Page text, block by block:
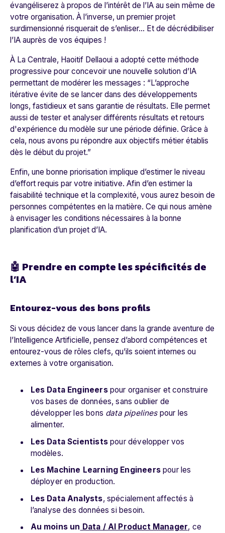
évangéliserez à propos de l’intérêt de l’IA au sein même de
votre organisation. À l’inverse, un premier projet
surdimensionné risquerait de s’enliser… Et de décrédibiliser
l’IA auprès de vos équipes !
À La Centrale, Haoitif Dellaoui a adopté cette méthode
progressive pour concevoir une nouvelle solution d’IA
permettant de modérer les messages : “​​L’approche
itérative évite de se lancer dans des développements
longs, fastidieux et sans garantie de résultats. Elle permet
aussi de tester et analyser différents résultats et retours
d'expérience du modèle sur une période définie. Grâce à
cela, nous avons pu répondre aux objectifs métier établis
dès le début du projet.”
Enfin, une bonne priorisation implique d’estimer le niveau
d’effort requis par votre initiative. Afin d’en estimer la
faisabilité technique et la complexité, vous aurez besoin de
personnes compétentes en la matière. Ce qui nous amène
à envisager les conditions nécessaires à la bonne
planification d’un projet d’IA.
🤖 Prendre en compte les spécificités de
l’IA
Entourez-vous des bons profils
Si vous décidez de vous lancer dans la grande aventure de
l’Intelligence Artificielle, pensez d’abord compétences et
entourez-vous de rôles clefs, qu’ils soient internes ou
externes à votre organisation.
Les Data Engineerspour organiser et construire
vos bases de données, sans oublier de
développer les bons data pipelinespour les
alimenter.
Les Data Scientistspour développer vos
modèles.
Les Machine Learning Engineerspour les
déployer en production.
Les Data Analysts, spécialement affectés à
l’analyse des données si besoin.
Au moins un Data / AI Product Manager, ce